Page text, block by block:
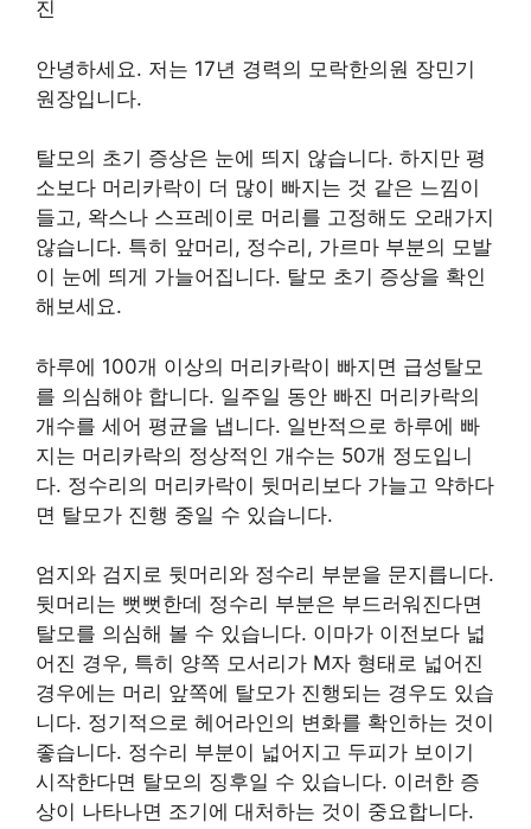
안녕하세요. 저는 17년 경력의 모락한의원 장민기
원장입니다.
탈모의 초기 증상은 눈에 띄지 않습니다. 하지만 평
소보다 머리카락이 더 많이 빠지는 것 같은 느낌이
들고, 왁스나 스프레이로 머리를 고정해도 오래가지
않습니다. 특히 앞머리, 정수리, 가르마 부분의 모발
이 눈에 띄게 가늘어집니다. 탈모 초기 증상을 확인
해보세요.
하루에 100개 이상의 머리카락이 빠지면 급성탈모
를 의심해야 합니다. 일주일 동안 빠진 머리카락의
개수를 세어 평균을 냅니다. 일반적으로 하루에 빠
지는 머리카락의 정상적인 개수는 50개 정도입니
다. 정수리의 머리카락이 뒷머리보다 가늘고 약하다
면 탈모가 진행 중일 수 있습니다.
엄지와 검지로 뒷머리와 정수리 부분을 문지릅니다.
뒷머리는 뻣뻣한데 정수리 부분은 부드러워진다면
탈모를 의심해 볼 수 있습니다. 이마가 이전보다 넓
어진 경우, 특히 양쪽 모서리가 M자 형태로 넓어진
경우에는 머리 앞쪽에 탈모가 진행되는 경우도 있습
니다. 정기적으로 헤어라인의 변화를 확인하는 것이
좋습니다. 정수리 부분이 넓어지고 두피가 보이기
시작한다면 탈모의 징후일 수 있습니다. 이러한 증
상이 나타나면 조기에 대처하는 것이 중요합니다.